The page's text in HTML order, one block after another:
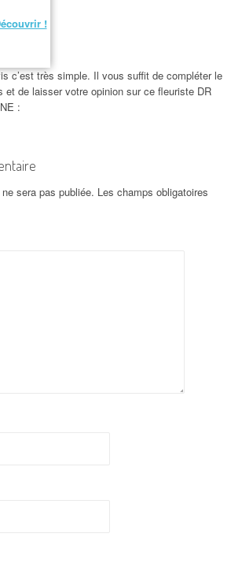
!
c’est très simple. Il vous suffit de compléter le
et de laisser votre opinion sur ce fleuriste DR
:
sera pas publiée. Les champs obligatoires